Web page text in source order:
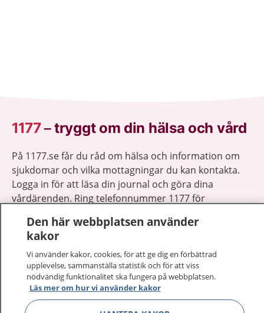
1177–tryggt om din hälsa och vård
På 1177.se får du råd om hälsa och information om
sjukdomar och vilka mottagningar du kan kontakta.
Logga in för att läsa din journal och göra dina
vårdärenden. Ring telefonnummer 1177 för
1177 ger dig råd när du vill må bättre.
1177 på flera språk Visa
Den här webbplatsen använder
kakor
Vi använder kakor, cookies, för att ge dig en förbättrad
upplevelse, sammanställa statistik och för att viss
nödvändig funktionalitet ska fungera på webbplatsen.
Läs mer om hur vi använder kakor